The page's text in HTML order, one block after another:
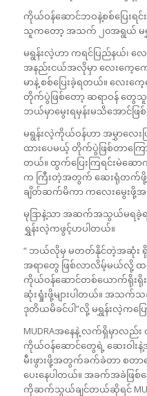
ကိုယ်ဝန်ဆောင်ဘဝနဲ့စစ်ပြေးရင်
သူကတော့ အသက် ၂၀အရွယ် မရွှ
မရွန်းလဲ့ဟာ ကရင်ပြည်နယ်၊ လေ
အနည်းငယ်အလိုမှာ လေးကေ့က
မာနဲ့ စစ်ပြေးခဲ့ရတယ်။ လေးက
တိုက်ပွဲဖြစ်တော့ ဆရာဝန် တွေသူ
ဘယ်မှာမွေးရမှန်းမသိအောင်ဖ
မရွန်းလဲ့ကိုယ်ဝန်ဟာ အမွှာလေ
ထားပေမယ့် တိုက်ပွဲဖြစ်တာကြေ
တယ်။ ထွက်ပြေးကြရင်းမဲဆေ
က ကြီးတဲ့အတွက် ဆေးရုံတက်ဖို့ မစ
ချိတ်ဆက်မိကာ ကလေးမွေးဖို့အ
မုဒြာနဲ့သာ အဆက်အသွယ်မရခဲ့ရ
ရွှန်းလဲ့ကဖွင့်ဟပါတယ်။
“ ဘယ်လိုမှ မတတ်နိုင်တဲ့အဆုံး ရို
အရာတွေ ဖြစ်လာလိမ့်မယ်လို့ ထင်
ကိုယ်ဝန်ဆောင်တစ်ယောက်ရိုးရိုး
ဆုံးရှုံးဖို့များပါတယ်။ အသက်
ဒုတိယမိခင်ပါ”လို့ မရွှန်းလဲ့ကပြ
MUDRAအနေနဲ့ လက်ရှိမှာလည်
ကိုယ်ဝန်ဆောင်တွေရဲ့ ဆေးဝါး
မီးဖွားဖို့အတွက်ခက်ခဲတာ စ
ပေးနေပါတယ်။ အခက်အခဲဖြစ်
ကိုဆက်သွယ်ချင်တယ်ဆိုရင်